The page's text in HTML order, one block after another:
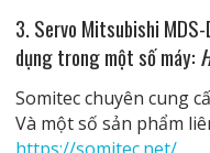
3. Servo Mitsubishi
dụng trong một số máy:
Somitec chuyên cung
Và một số sản phẩm